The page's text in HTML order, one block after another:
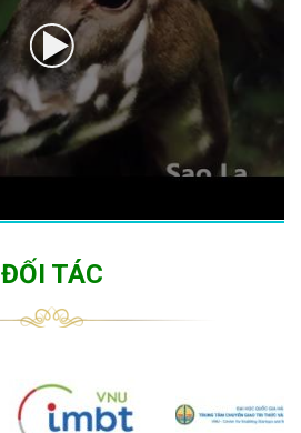
ĐỐI TÁC